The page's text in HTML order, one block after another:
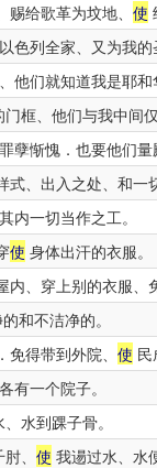
给歌革为坟地、 使
色列全家、又为我的
他们就知道我是耶
框、他们与我中间
孽惭愧．也要他们量
、出入之处、和一
内一切当作之工。
使 身体出汗的衣服。
内、穿上别的衣服、
和不洁净的。
得带到外院、 使 民
有一个院子。
水到踝子骨。
、 使 我逿过水、水